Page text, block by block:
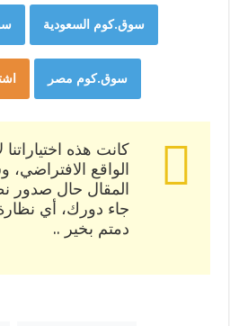
سوق.كوم السعودية
سوق.كوم مصر
كانت هذه
الواقع
المقال حال صدور
جاء دورك، أي
دمتم بخير ..